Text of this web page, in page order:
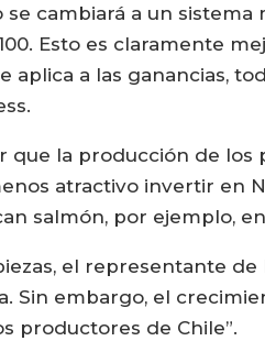
se cambiará a un
Esto es claramente
aplica a las ganancias,
que la producción de
atractivo invertir en
salmón, por ejemplo,
el representante
Sin embargo, el
productores de Chile”.